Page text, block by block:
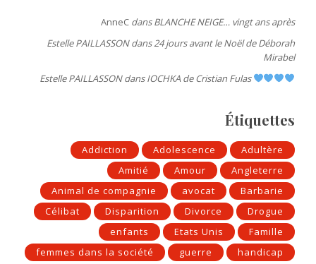
AnneC dansBLANCHE NEIGE… vingt ans après
Estelle PAILLASSONdans24 jours avant le Noël de Déborah
Mirabel
Estelle PAILLASSONdansIOCHKA de Cristian Fulas
Étiquettes
Addiction Adolescence
Adultère
Amitié
Amour
Angleterre
Animal de compagnie
avocat
Barbarie
Célibat
Disparition Divorce
Drogue
enfants
Etats Unis
Famille
femmes dans la société
guerre
handicap